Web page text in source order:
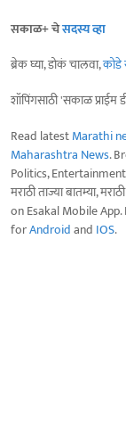
सकाळ+ चेसदस्य व्हा
ब्रेक घ्या, डोकं चालवा,कोडे
शॉपिंगसाठी 'सकाळ प्राईम
Read latestMarathi
Maharashtra News.
Politics,
मराठी ताज्या बातम्या,
on Esakal Mobile
forAndroidand IOS.